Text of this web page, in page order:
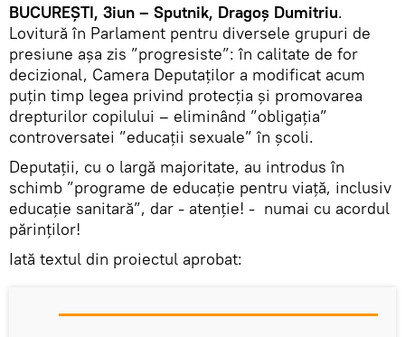
BUCUREȘTI, 3iun – Sputnik, Dragoș Dumitriu.
Lovitură în Parlament pentru diversele grupuri de
presiune așa zis ”progresiste”: în calitate de for
decizional, Camera Deputaților a modificat acum
puțin timp legea privind protecţia şi promovarea
drepturilor copilului – eliminând ”obligația”
controversatei ”educații sexuale” în școli.
Deputații, cu o largă majoritate, au introdus în
schimb ”programe de educație pentru viață, inclusiv
educație sanitară”, dar - atenție! - numai cu acordul
părinților!
Iată textul din proiectul aprobat: